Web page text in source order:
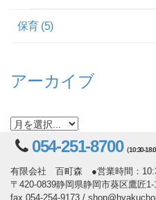
保育 (5)
アーカイブ
054-251-8700（10:30-
有限会社 百町森 ●営業時間：
〒420-0839静岡県静岡市葵区鷹匠
fax 054-254-9173 /